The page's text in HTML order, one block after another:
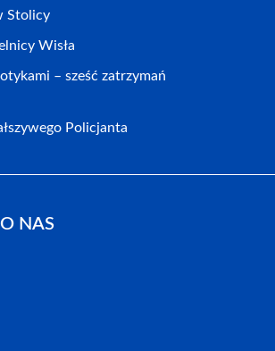
Stolicy
Wisła
– sześć zatrzymań
Policjanta
NAS